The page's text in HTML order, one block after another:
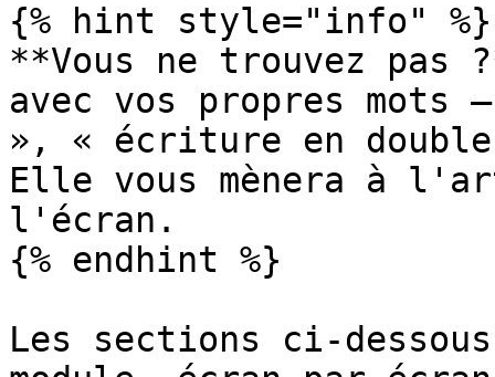
{% hint style="info" %}
**Vous ne trouvez
avec vos propres
», « écriture en
Elle vous mènera à
l'écran.
{% endhint %}
Les sections ci-